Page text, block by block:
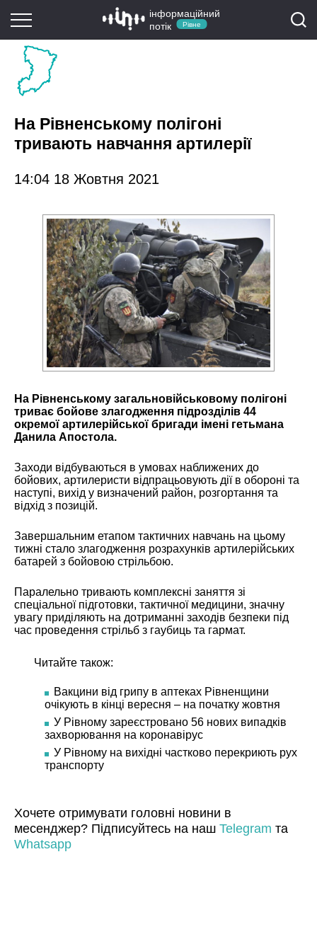
інформаційний
потік
Рівне
На Рівненському полігоні
тривають навчання артилерії
14:04 18 Жовтня 2021
На Рівненському загальновійськовому полігоні
триває бойове злагодження підрозділів 44
окремої артилерійської бригади імені гетьмана
Данила Апостола.
Заходи відбуваються в умовах наближених до
бойових, артилеристи відпрацьовують дії в обороні та
наступі, вихід у визначений район, розгортання та
відхід з позицій.
Завершальним етапом тактичних навчань на цьому
тижні стало злагодження розрахунків артилерійських
батарей з бойовою стрільбою.
Паралельно тривають комплексні заняття зі
спеціальної підготовки, тактичної медицини, значну
увагу приділяють на дотриманні заходів безпеки під
час проведення стрільб з гаубиць та гармат.
Читайте також:
Вакцини від грипу в аптеках Рівненщини
очікують в кінці вересня – на початку жовтня
У Рівному зареєстровано 56 нових випадків
захворювання на коронавірус
У Рівному на вихідні частково перекриють рух
транспорту
Хочете отримувати головні новини в
месенджер? Підписуйтесь на наш Telegram та
Whatsapp